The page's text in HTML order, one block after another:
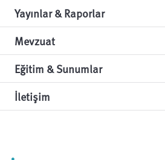
Yayınlar & Raporlar
Mevzuat
Eğitim & Sunumlar
İletişim